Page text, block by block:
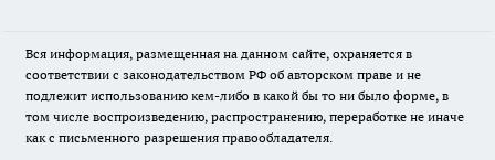
Вся информация, размещенная на данном сайте, охраняется в
соответствии с законодательством РФ об авторском праве и не
подлежит использованию кем-либо в какой бы то ни было форме, в
том числе воспроизведению, распространению, переработке не иначе
как с письменного разрешения правообладателя.